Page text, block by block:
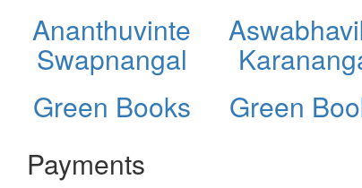
Ananthuvinte
Swapnangal
Green Books
Green
Payments